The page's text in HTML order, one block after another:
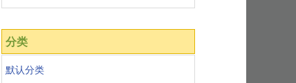
分类
默认分类